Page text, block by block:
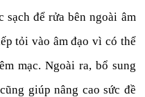
để rửa bên ngoài âm
tỏi vào âm đạo vì có thể
mạc. Ngoài ra, bổ sung
giúp nâng cao sức đề